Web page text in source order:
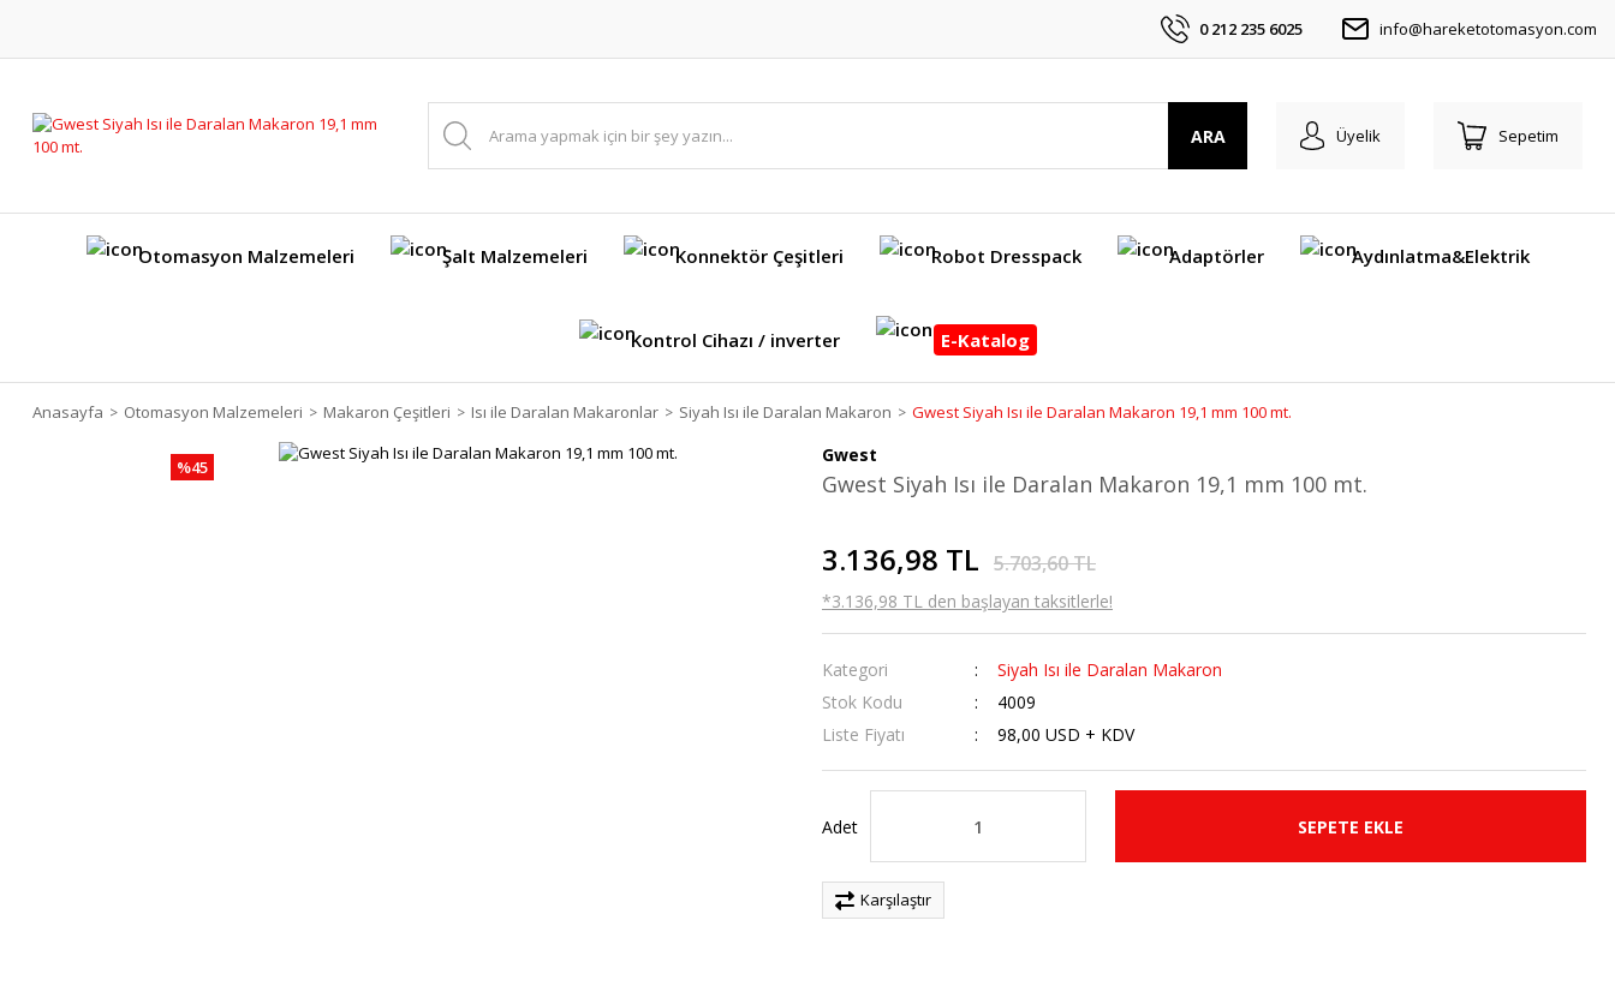
0 212 235 6025 info@hareketotomasyon.com
ARA Üyelik Sepetim
Otomasyon Malzemeleri Şalt Malzemeleri Konnektör Çeşitleri Robot Dresspack Adaptörler Aydınlatma&Elektrik
Kontrol Cihazı / inverter E-Katalog
Anasayfa Otomasyon Malzemeleri Makaron Çeşitleri Isı ile Daralan Makaronlar Siyah Isı ile Daralan Makaron Gwest Siyah Isı ile Daralan Makaron 19,1 mm 100 mt.
%45
Gwest
Gwest Siyah Isı ile Daralan Makaron 19,1 mm 100 mt.
3.136,98 TL 5.703,60 TL
*3.136,98 TL den başlayan taksitlerle!
Kategori
Siyah Isı ile Daralan Makaron
Stok Kodu
4009
Liste Fiyatı
98,00 USD + KDV
Adet SEPETE EKLE
Karşılaştır